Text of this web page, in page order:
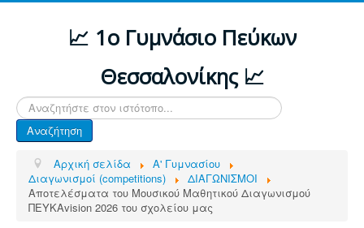
📈 1ο Γυμνάσιο Πεύκων
Θεσσαλονίκης 📈
Αναζήτηση...
Αναζήτηση
Αρχική σελίδα
Α' Γυμνασίου
Διαγωνισμοί (competitions)
ΔΙΑΓΩΝΙΣΜΟΙ
Αποτελέσματα του Μουσικού Μαθητικού Διαγωνισμού
ΠΕΥΚΑvision 2026 του σχολείου μας